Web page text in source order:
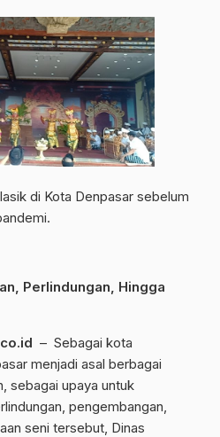
di Kota Denpasar sebelum
Perlindungan, Hingga
– Sebagai kota
menjadi asal berbagai
sebagai upaya untuk
pengembangan,
seni tersebut, Dinas